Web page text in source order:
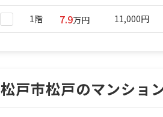
1階 7.9万円 11,000円
松戸市松戸のマンショ